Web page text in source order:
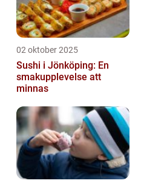
02 oktober 2025
Sushi i Jönköping: En
smakupplevelse att
minnas